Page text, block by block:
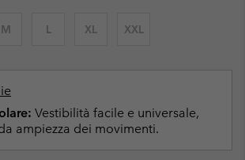
M L XL XXL
Vestibilità facile e universale,
ampiezza dei movimenti.